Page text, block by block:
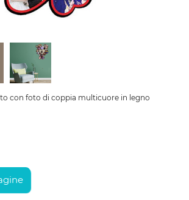
con foto di coppia multicuore in legno